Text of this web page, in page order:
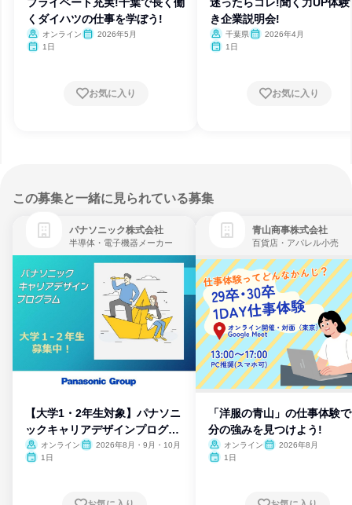
プライベート充実!千葉で長く働
くダイハツの仕事を学ぼう!
オンライン
2026年5月
1日
お気に入り
迷ったらコレ!聞く力UP体験
き企業説明会!
千葉県
2026年4月
1日
お気に入り
この募集と一緒に見られている募集
パナソニック株式会社
半導体・電子機器メーカー
【大学1・2年生対象】パナソニ
ックキャリアデザインプログラ
ム
オンライン
2026年8月・9月・10月
1日
青山商事株式会社
百貨店・アパレル小売
「洋服の青山」の仕事体験
分の強みを見つけよう!
オンライン
2026年8月
1日